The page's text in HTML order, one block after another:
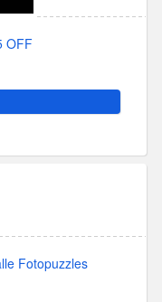
OFF
Fotopuzzles